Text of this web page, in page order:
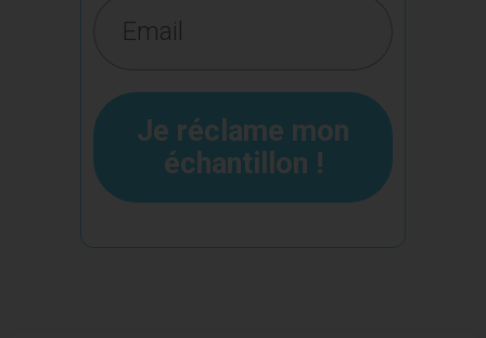
Je réclame mon
échantillon !